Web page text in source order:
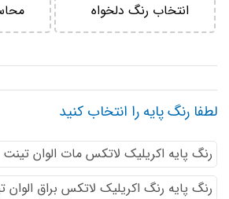
انتخاب رنگ دلخواه
لطفا رنگ پایه را انتخاب کنید
رنگ پایه اكريليك لاتكس مات الوان تینت
رنگ پایه رنگ اكريليك لاتكس براق الوان